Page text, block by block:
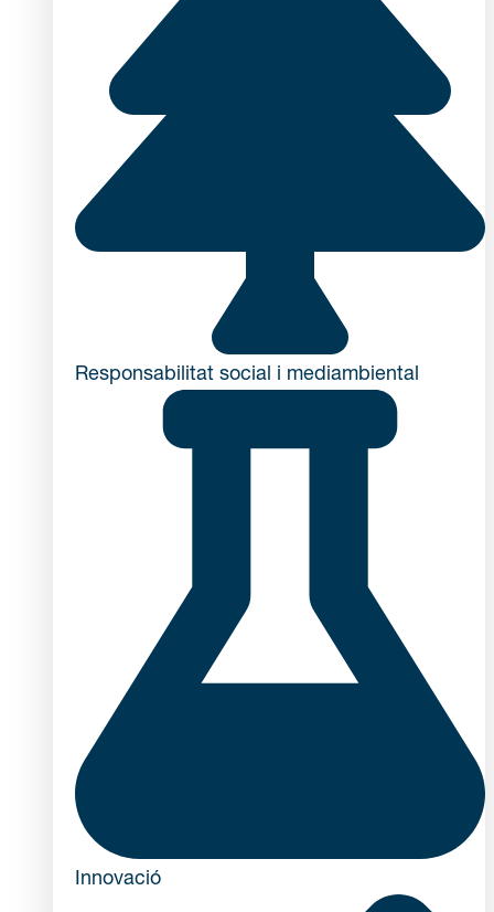
Responsabilitat social i mediambiental
Innovació